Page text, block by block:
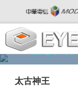
精彩影音
太古神王